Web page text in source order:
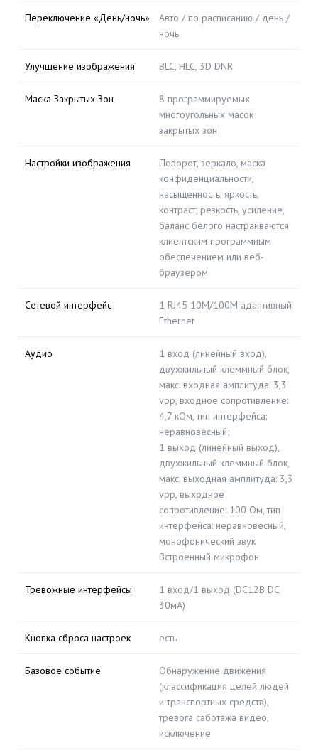
Переключение «День/ночь»
Авто / по расписанию / день /
ночь
Улучшение изображения BLC, HLC, 3D DNR
Маска Закрытых Зон
8 программируемых
многоугольных масок
закрытых зон
Настройки изображения
Поворот, зеркало, маска
конфиденциальности,
насыщенность, яркость,
контраст, резкость, усиление,
баланс белого настраиваются
клиентским программным
обеспечением или веб-
браузером
Сетевой интерфейс
1 RJ45 10M/100M адаптивный
Ethernet
Аудио
1 вход (линейный вход),
двухжильный клеммный блок,
макс. входная амплитуда: 3,3
vpp, входное сопротивление:
4,7 кОм, тип интерфейса:
неравновесный;
1 выход (линейный выход),
двухжильный клеммный блок,
макс. выходная амплитуда: 3,3
vpp, выходное
сопротивление: 100 Ом, тип
интерфейса: неравновесный,
монофонический звук
Встроенный микрофон
Тревожные интерфейсы
1 вход/1 выход (DC12В DC
30мA)
Кнопка сброса настроек есть
Базовое событие
Обнаружение движения
(классификация целей людей
и транспортных средств),
тревога саботажа видео,
исключение